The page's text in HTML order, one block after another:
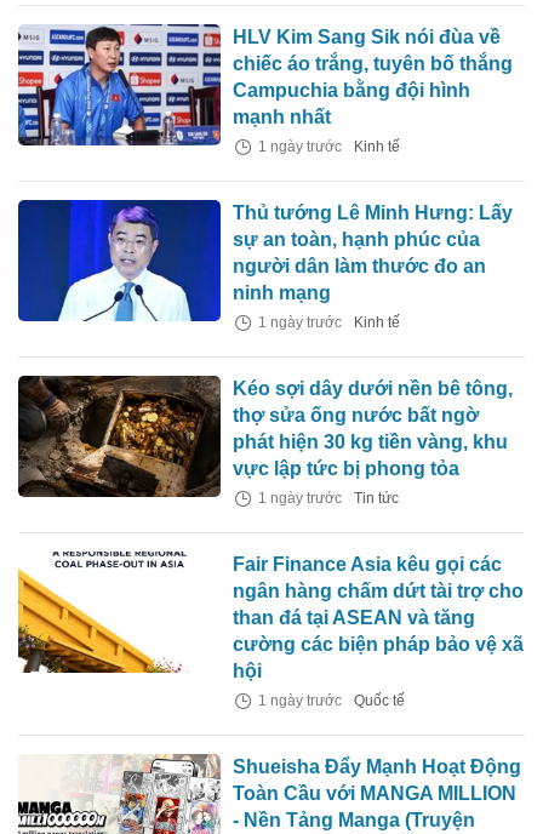
HLV Kim Sang Sik nói đùa về
chiếc áo trắng, tuyên bố thắng
Campuchia bằng đội hình
mạnh nhất
1 ngày trước Kinh tế
Thủ tướng Lê Minh Hưng: Lấy
sự an toàn, hạnh phúc của
người dân làm thước đo an
ninh mạng
1 ngày trước Kinh tế
Kéo sợi dây dưới nền bê tông,
thợ sửa ống nước bất ngờ
phát hiện 30 kg tiền vàng, khu
vực lập tức bị phong tỏa
1 ngày trước Tin tức
Fair Finance Asia kêu gọi các
ngân hàng chấm dứt tài trợ cho
than đá tại ASEAN và tăng
cường các biện pháp bảo vệ xã
hội
1 ngày trước Quốc tế
Shueisha Đẩy Mạnh Hoạt Động
Toàn Cầu với MANGA MILLION
- Nền Tảng Manga (Truyện